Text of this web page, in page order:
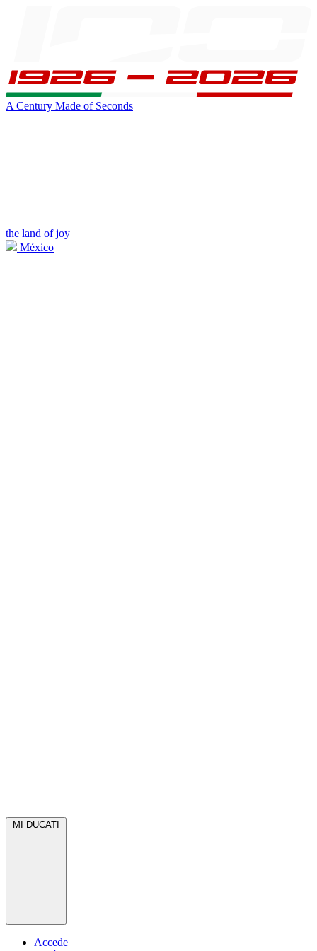
A Century Made of Seconds
the land of joy
México
MI DUCATI
Accede